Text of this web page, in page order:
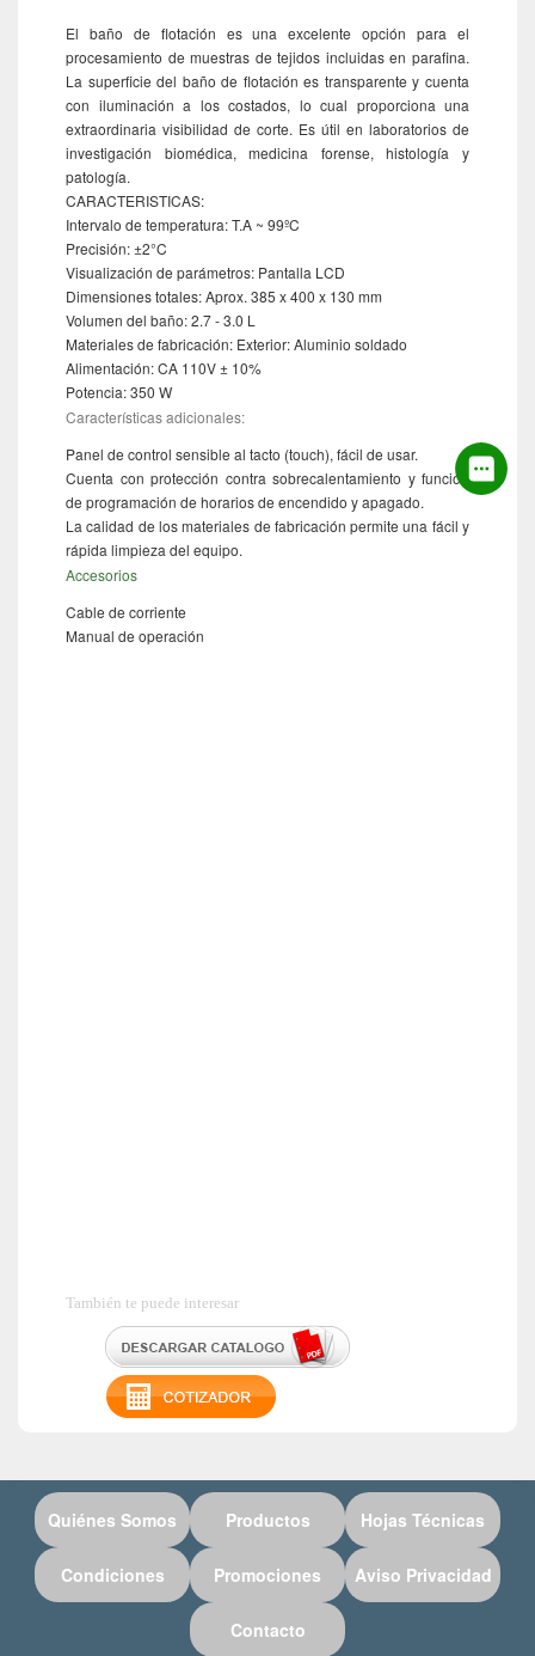
El baño de flotación es una excelente opción para el
procesamiento de muestras de tejidos incluidas en parafina.
La superficie del baño de flotación es transparente y cuenta
con iluminación a los costados, lo cual proporciona una
extraordinaria visibilidad de corte. Es útil en laboratorios de
investigación biomédica, medicina forense, histología y
patología.
CARACTERISTICAS:
Intervalo de temperatura: T.A ~ 99ºC
Precisión: ±2°C
Visualización de parámetros: Pantalla LCD
Dimensiones totales: Aprox. 385 x 400 x 130 mm
Volumen del baño: 2.7 - 3.0 L
Materiales de fabricación: Exterior: Aluminio soldado
Alimentación: CA 110V ± 10%
Potencia: 350 W
Características adicionales:
Panel de control sensible al tacto (touch), fácil de usar.
Cuenta con protección contra sobrecalentamiento y función
de programación de horarios de encendido y apagado.
La calidad de los materiales de fabricación permite una fácil y
rápida limpieza del equipo.
Accesorios
Cable de corriente
Manual de operación
También te puede interesar
Quiénes Somos Productos Hojas Técnicas
Condiciones Promociones Aviso Privacidad
Contacto